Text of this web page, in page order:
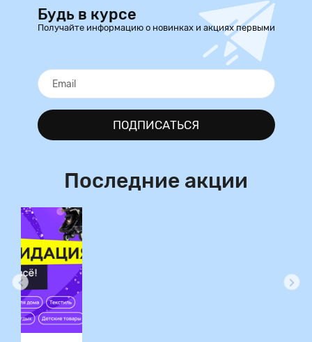
Будь в курсе
Получайте информацию о новинках и акциях первыми
ПОДПИСАТЬСЯ
Последние акции